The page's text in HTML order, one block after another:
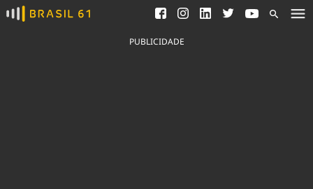
Ver todas as notícias
Saneamento
Indicadores
PUBLICIDADE